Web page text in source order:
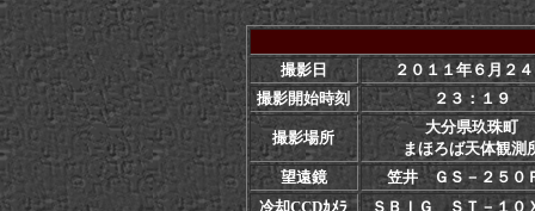
撮影日
２０１１年６月２
撮影開始時刻
２３：１９
撮影場所
大分県玖珠町
まほろば天体観測
望遠鏡
笠井 ＧＳ－２５０
冷却CCDｶﾒﾗ
ＳＢＩＧ ＳＴ－１０